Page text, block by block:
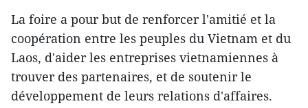
La foire ​a pour but de renforcer l'amitié et la
coopération entre ​les peuples du Vietnam et du
Laos, d'aider les entreprises vietnamiennes à ​
trouver des partenaires, et d​e soutenir le
développement ​de leurs ​relations d'affaires.